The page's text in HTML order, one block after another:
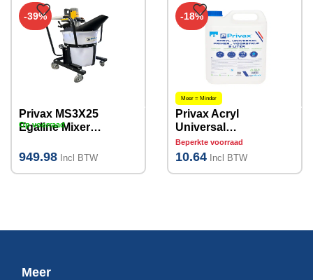
-39%
Privax MS3X25
Egaline Mixer
watt
949.98 Incl BTW
Op voorraad
-18%
Meer = Minder
Privax Acryl
Universal
Primer 5 L
10.64 Incl BTW
Beperkte voorraad
Meer